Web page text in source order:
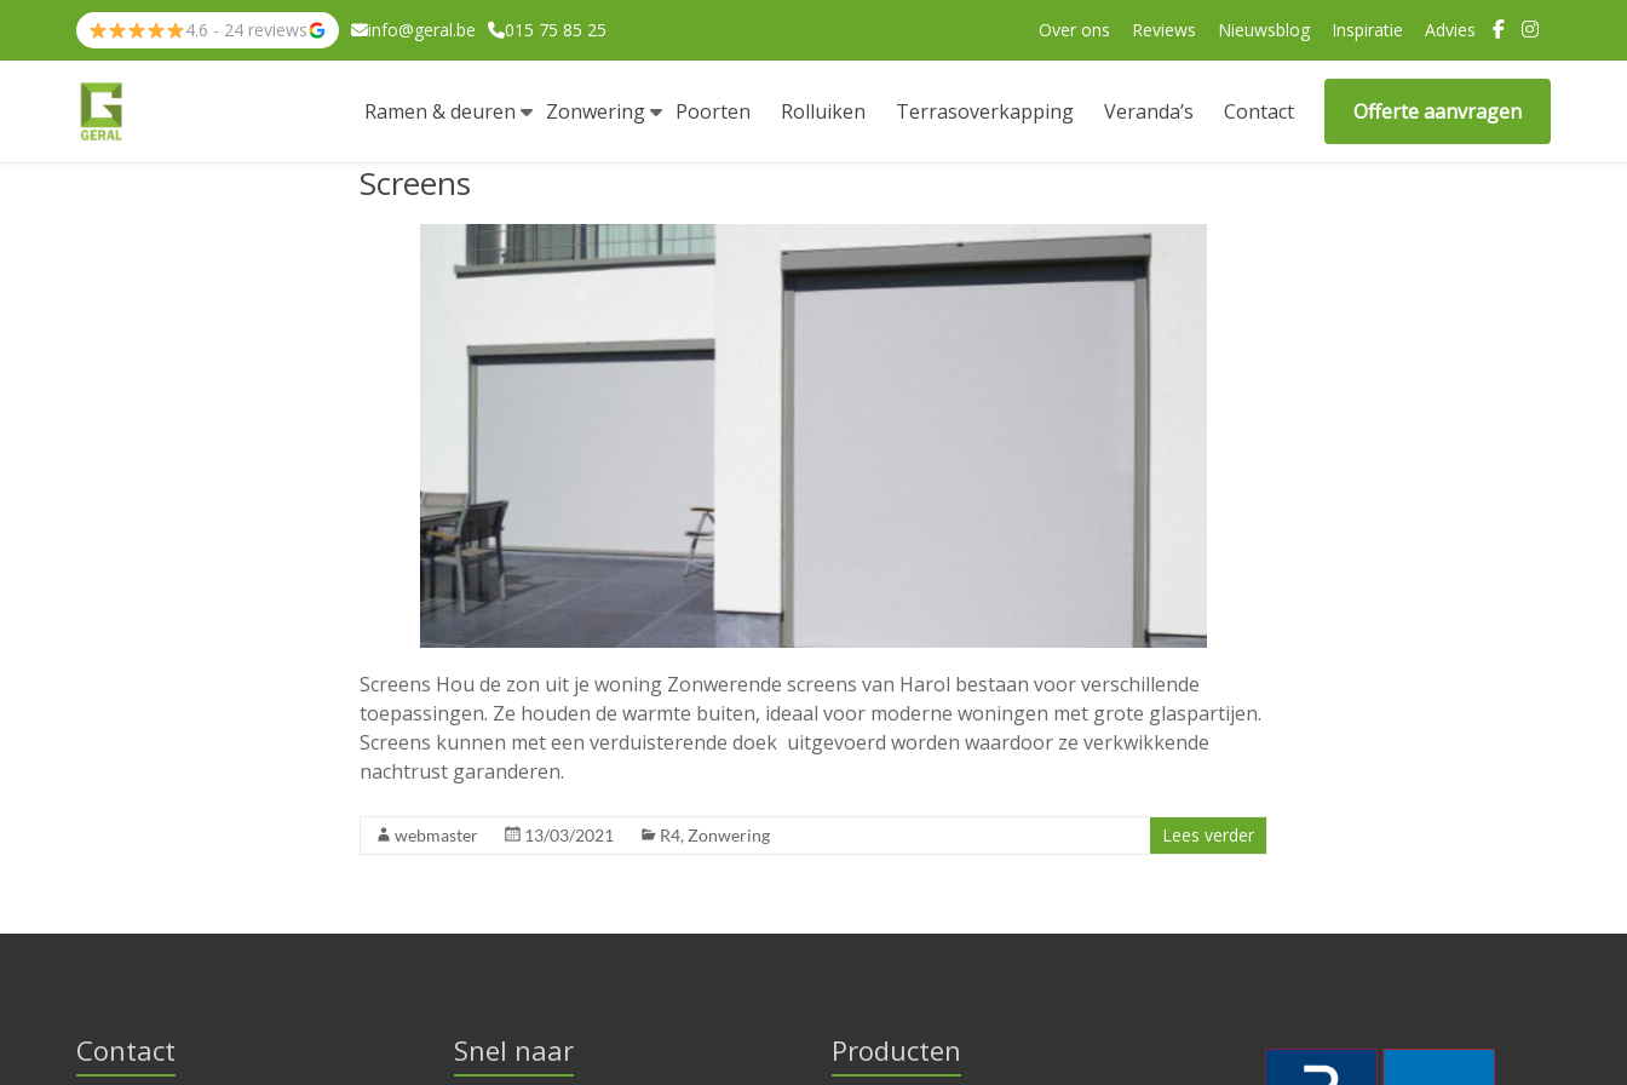
4.6 - 24 reviews info@geral.be 015 75 85 25 Over ons Reviews Nieuwsblog Inspiratie Advies
Ramen & deuren Zonwering Poorten Rolluiken Terrasoverkapping Veranda’s Contact Offerte aanvragen
Screens
Screens Hou de zon uit je woning Zonwerende screens van Harol bestaan voor verschillende
toepassingen. Ze houden de warmte buiten, ideaal voor moderne woningen met grote glaspartijen.
Screens kunnen met een verduisterende doek uitgevoerd worden waardoor ze verkwikkende
nachtrust garanderen.
webmaster 13/03/2021 R4, Zonwering Lees verder
Contact Snel naar Producten